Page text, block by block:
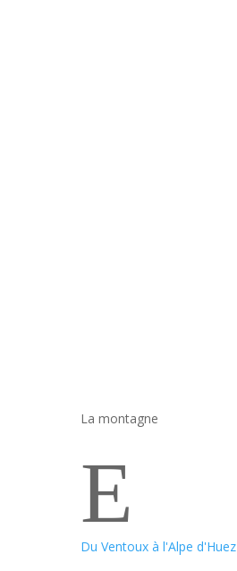
La montagne
E
Du Ventoux à l'Alpe d'Huez